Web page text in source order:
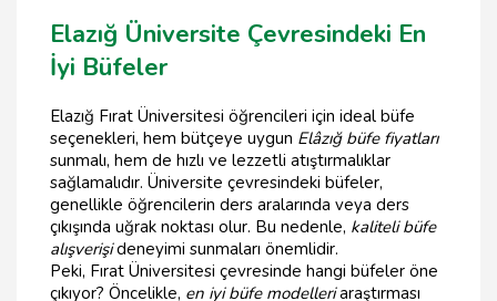
Elazığ Üniversite Çevresindeki En
İyi Büfeler
Elazığ Fırat Üniversitesi öğrencileri için ideal büfe
seçenekleri, hem bütçeye uygun Elâzığ büfe fiyatları
sunmalı, hem de hızlı ve lezzetli atıştırmalıklar
sağlamalıdır. Üniversite çevresindeki büfeler,
genellikle öğrencilerin ders aralarında veya ders
çıkışında uğrak noktası olur. Bu nedenle, kaliteli büfe
alışverişideneyimi sunmaları önemlidir.
Peki, Fırat Üniversitesi çevresinde hangi büfeler öne
çıkıyor? Öncelikle, en iyi büfe modelleriaraştırması